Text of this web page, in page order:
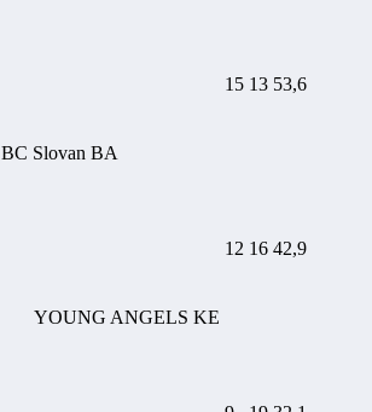
BC Slovan BA
15 13 53,6
YOUNG ANGELS KE
12 16 42,9